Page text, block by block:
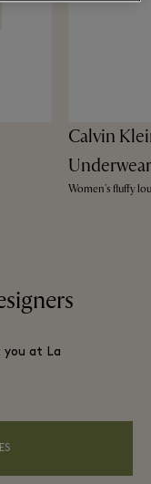
Calvin
Underwear
Women's fluffy
you at La